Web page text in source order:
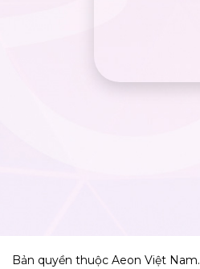
Bản quyền thuộc Aeon Việt Nam.